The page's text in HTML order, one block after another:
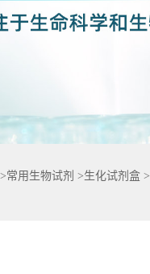
>常用生物试剂 >生化试剂盒 >